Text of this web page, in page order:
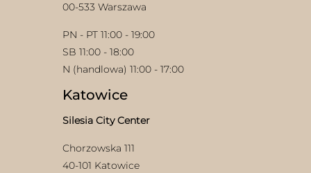
00-533 Warszawa
PN - PT 11:00 - 19:00
SB 11:00 - 18:00
N (handlowa) 11:00 - 17:00
Katowice
Silesia City Center
Chorzowska 111
40-101 Katowice